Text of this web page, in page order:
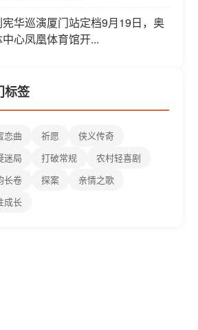
华巡演厦门站定档9月19日，奥
心凤凰体育馆开...
标签
恋曲 祈愿
侠义传奇
迷局
打破常规
农村轻喜剧
长卷
探案
亲情之歌
成长